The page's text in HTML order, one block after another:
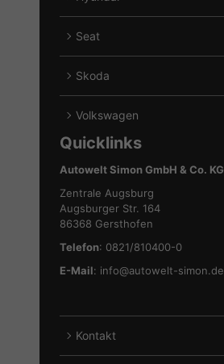
von
anzeigen
Alle
von
anzeigen
Seat
Alle
von
anzeigen
Skoda
Alle
von
Skoda
Volkswagen
Fahrzeuge
von
anzeigen
Quicklinks
Autowelt Simon GmbH & Co. KG
Zentrale Augsburg
Augsburger Str. 164
86368 Gersthofen
Telefon: 0821/810400-0
E-Mail: info@autowelt-simon.de
Kontakt